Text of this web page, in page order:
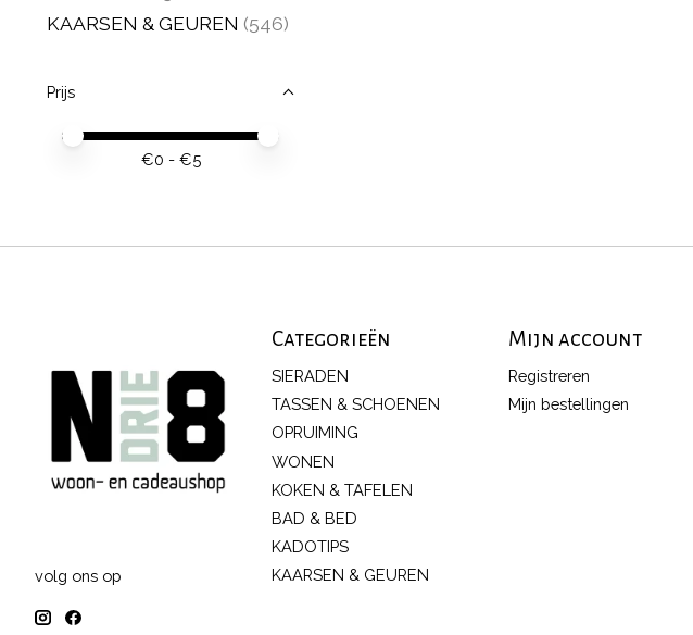
KAARSEN & GEUREN (546)
Prijs
Minimale prijswaarde
Price maximum value
€0 - €5
volg ons op
Categorieën
SIERADEN
TASSEN & SCHOENEN
OPRUIMING
WONEN
KOKEN & TAFELEN
BAD & BED
KADOTIPS
KAARSEN & GEUREN
Mijn account
Registreren
Mijn bestellingen